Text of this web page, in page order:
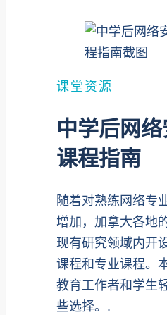
课堂资源
中学后网
课程指南
随着对熟练网络专
增加，加拿大各地
现有研究领域内开
课程和专业课程。
教育工作者和学生
些选择。.